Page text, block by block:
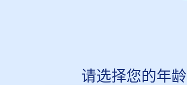
请选择您的年